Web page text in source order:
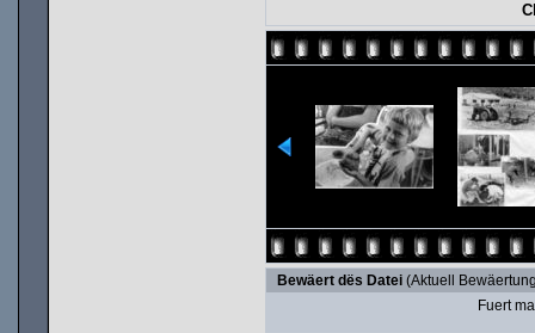
Bewäert dës Datei(Aktuell
Fuert